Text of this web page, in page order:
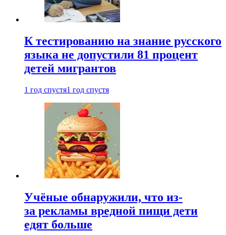
К тестированию на знание русского
языка не допустили 81 процент
детей мигрантов
1 год спустя1 год спустя
Учёные обнаружили, что из-
за рекламы вредной пищи дети
едят больше